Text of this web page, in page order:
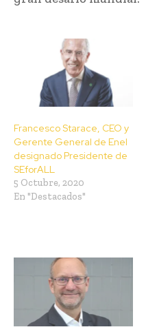
Francesco Starace, CEO y
Gerente General de Enel
designado Presidente de
SEforALL
5 Octubre, 2020
En "Destacados"